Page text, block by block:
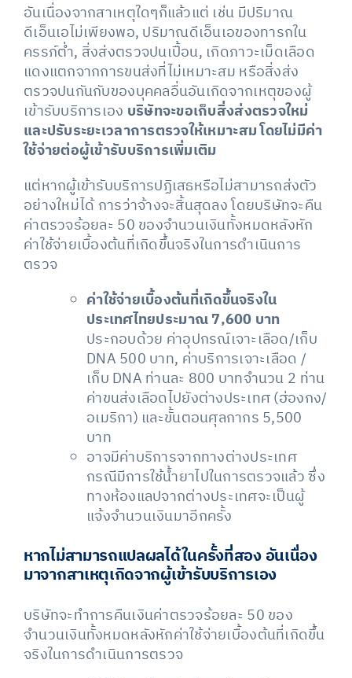
อันเนื่องจากสาเหตุใดๆก็แล้วแต่ เช่น มีปริมาณ
ดีเอ็นเอไม่เพียงพอ, ปริมาณดีเอ็นเอของทารกใน
ครรภ์ต่ำ, สิ่งส่งตรวจปนเปื้อน, เกิดภาวะเม็ดเลือด
แดงแตกจากการขนส่งที่ไม่เหมาะสม หรือสิ่งส่ง
ตรวจปนกันกับของบุคคลอื่นอันเกิดจากเหตุของผู้
เข้ารับบริการเอง บริษัทจะขอเก็บสิ่งส่งตรวจใหม่
และปรับระยะเวลาการตรวจให้เหมาะสม โดยไม่มีค่า
ใช้จ่ายต่อผู้เข้ารับบริการเพิ่มเติม
แต่หากผู้เข้ารับบริการปฏิเสธหรือไม่สามารถส่งตัว
อย่างใหม่ได้ การว่าจ้างจะสิ้นสุดลง โดยบริษัทจะคืน
ค่าตรวจร้อยละ 50 ของจำนวนเงินทั้งหมดหลังหัก
ค่าใช้จ่ายเบื้องต้นที่เกิดขึ้นจริงในการดำเนินการ
ตรวจ
ค่าใช้จ่ายเบื้องต้นที่เกิดขึ้นจริงใน
ประเทศไทยประมาณ 7,600 บาท
ประกอบด้วย ค่าอุปกรณ์เจาะเลือด/เก็บ
DNA 500 บาท, ค่าบริการเจาะเลือด /
เก็บ DNA ท่านละ 800 บาทจำนวน 2 ท่าน
ค่าขนส่งเลือดไปยังต่างประเทศ (ฮ่องกง/
อเมริกา) และขั้นตอนศุลกากร 5,500
บาท
อาจมีค่าบริการจากทางต่างประเทศ
กรณีมีการใช้น้ำยาไปในการตรวจแล้ว ซึ่ง
ทางห้องแลปจากต่างประเทศจะเป็นผู้
แจ้งจำนวนเงินมาอีกครั้ง
หากไม่สามารถแปลผลได้ในครั้งที่สองอันเนื่อง
มาจากสาเหตุเกิดจากผู้เข้ารับบริการเอง
บริษัทจะทำการคืนเงินค่าตรวจร้อยละ 50 ของ
จำนวนเงินทั้งหมดหลังหักค่าใช้จ่ายเบื้องต้นที่เกิดขึ้น
จริงในการดำเนินการตรวจ